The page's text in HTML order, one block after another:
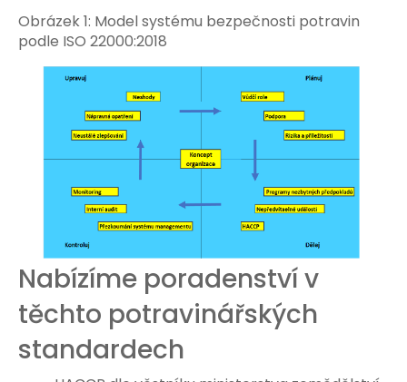
Obrázek 1: Model systému bezpečnosti potravin
podle ISO 22000:2018
Nabízíme poradenství v
těchto potravinářských
standardech